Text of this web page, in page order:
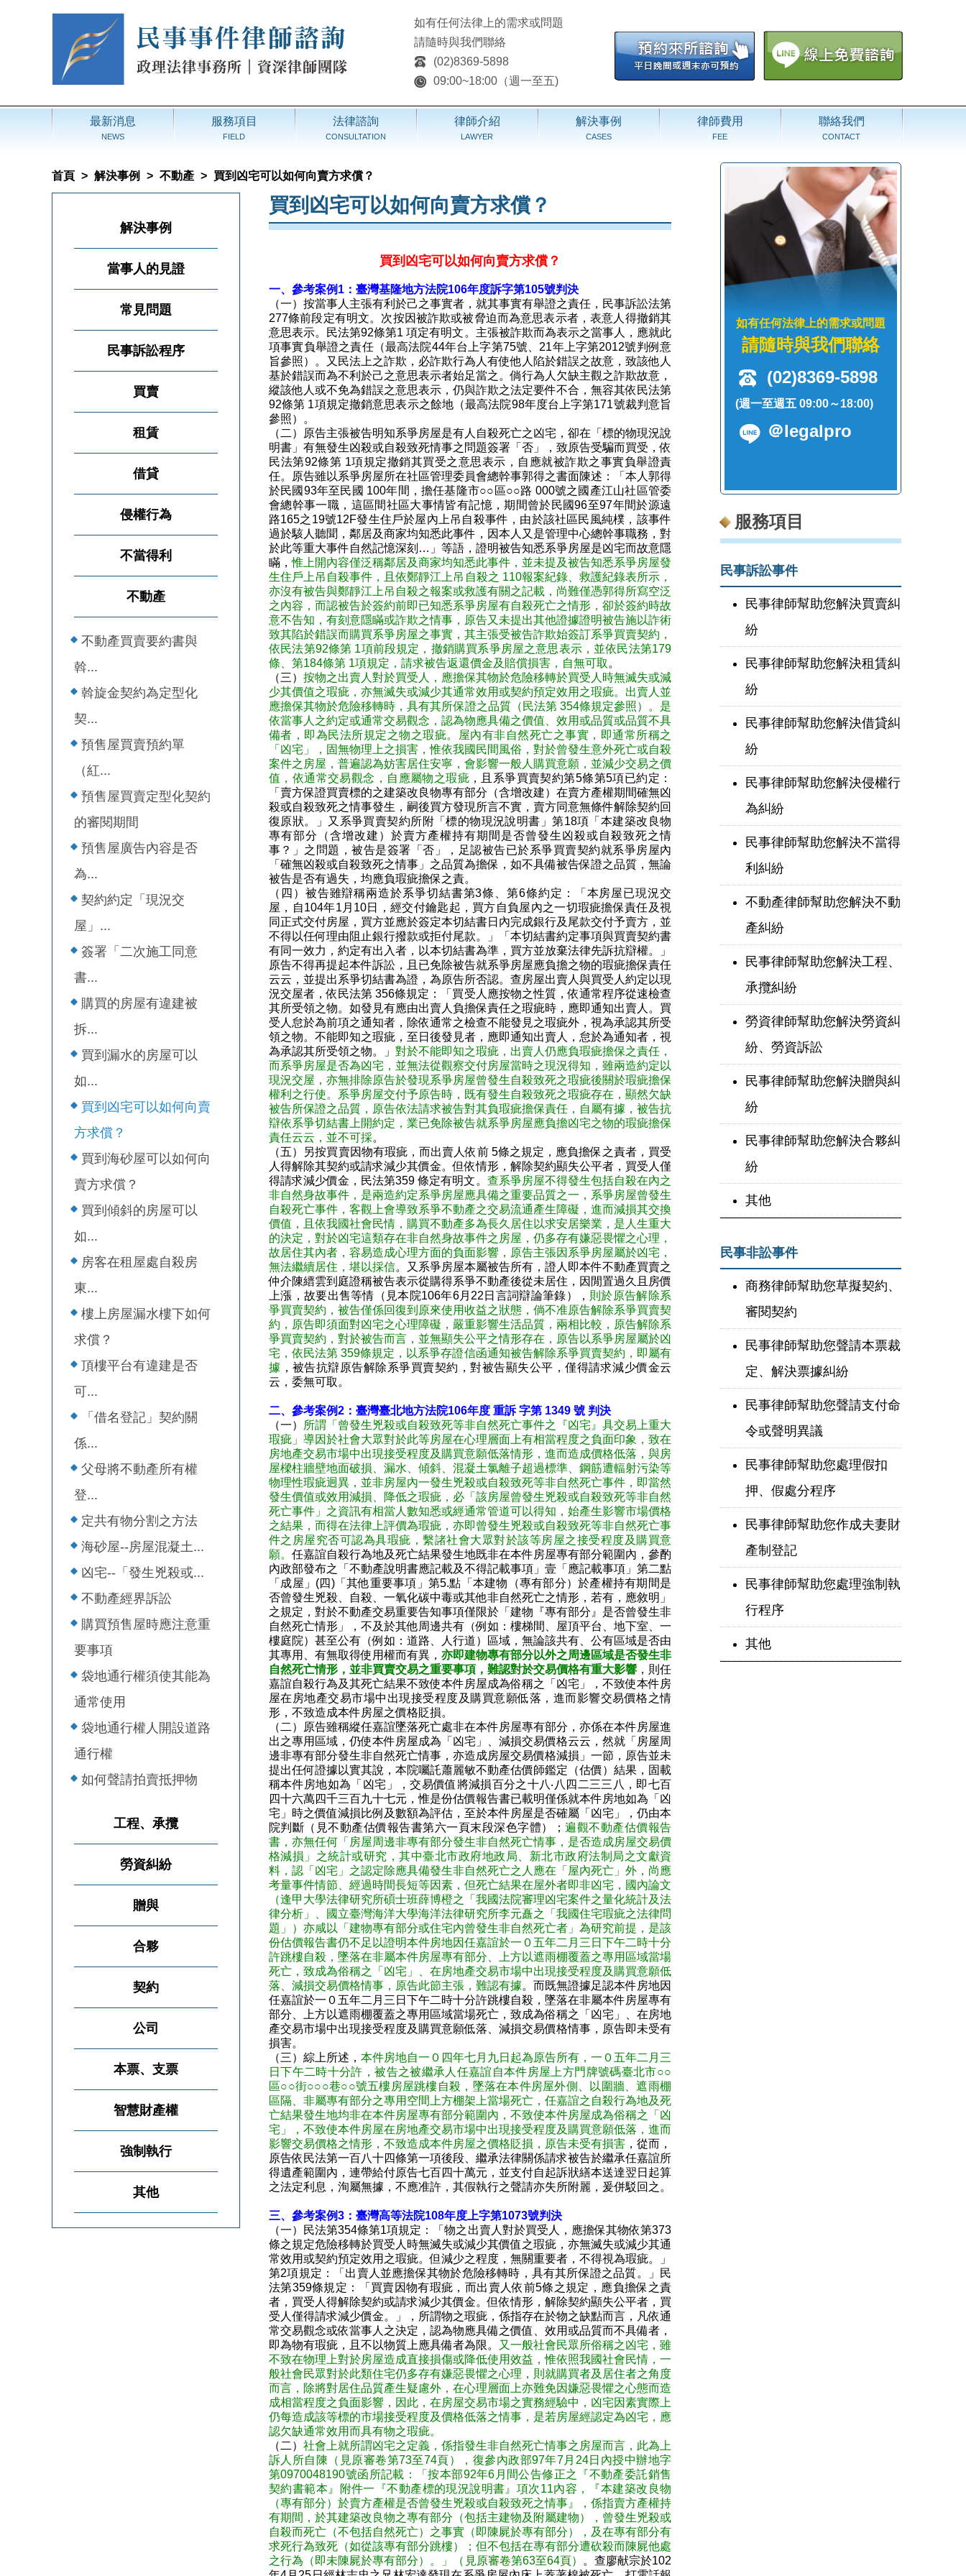
如有任何法律上的需求或問題
請隨時與我們聯絡
(02)8369-5898
09:00~18:00（週一至五)
最新消息
NEWS
服務項目
FIELD
法律諮詢
CONSULTATION
律師介紹
LAWYER
解決事例
CASES
律師費用
FEE
聯絡我們
CONTACT
首頁 > 解決事例 > 不動產 > 買到凶宅可以如何向賣方求償？
解決事例
當事人的見證
常見問題
民事訴訟程序
買賣
租賃
借貸
侵權行為
不當得利
不動產
不動產買賣要約書與
斡...
斡旋金契約為定型化
契...
預售屋買賣預約單
（紅...
預售屋買賣定型化契約
的審閱期間
預售屋廣告內容是否
為...
契約約定「現況交
屋」...
簽署「二次施工同意
書...
購買的房屋有違建被
拆...
買到漏水的房屋可以
如...
買到凶宅可以如何向賣
方求償？
買到海砂屋可以如何向
賣方求償？
買到傾斜的房屋可以
如...
房客在租屋處自殺房
東...
樓上房屋漏水樓下如何
求償？
頂樓平台有違建是否
可...
「借名登記」契約關
係...
父母將不動產所有權
登...
定共有物分割之方法
海砂屋--房屋混凝土...
凶宅--「發生兇殺或...
不動產經界訴訟
購買預售屋時應注意重
要事項
袋地通行權須使其能為
通常使用
袋地通行權人開設道路
通行權
如何聲請拍賣抵押物
工程、承攬
勞資糾紛
贈與
合夥
契約
公司
本票、支票
智慧財產權
強制執行
其他
買到凶宅可以如何向賣方求償？
買到凶宅可以如何向賣方求償？
一、參考案例1：臺灣基隆地方法院106年度訴字第105號判決
（一）按當事人主張有利於己之事實者，就其事實有舉證之責任，民事訴訟法第
277條前段定有明文。次按因被詐欺或被脅迫而為意思表示者，表意人得撤銷其
意思表示。民法第92條第1 項定有明文。主張被詐欺而為表示之當事人，應就此
項事實負舉證之責任（最高法院44年台上字第75號、21年上字第2012號判例意
旨參照）。又民法上之詐欺，必詐欺行為人有使他人陷於錯誤之故意，致該他人
基於錯誤而為不利於己之意思表示者始足當之。倘行為人欠缺主觀之詐欺故意，
縱該他人或不免為錯誤之意思表示，仍與詐欺之法定要件不合，無容其依民法第
92條第 1項規定撤銷意思表示之餘地（最高法院98年度台上字第171號裁判意旨
參照）。
（二）原告主張被告明知系爭房屋是有人自殺死亡之凶宅，卻在「標的物現況說
明書」有無發生凶殺或自殺致死情事之問題簽署「否」，致原告受騙而買受，依
民法第92條第 1項規定撤銷其買受之意思表示，自應就被詐欺之事實負舉證責
任。原告雖以系爭房屋所在社區管理委員會總幹事郭得之書面陳述：「本人郭得
於民國93年至民國 100年間，擔任基隆市○○區○○路 000號之國產江山社區管委
會總幹事一職，這區間社區大事情皆有記憶，期間曾於民國96至97年間於源遠
路165之19號12F發生住戶於屋內上吊自殺事件，由於該社區民風純樸，該事件
過於駭人聽聞，鄰居及商家均知悉此事件，因本人又是管理中心總幹事職務，對
於此等重大事件自然記憶深刻…」等語，證明被告知悉系爭房屋是凶宅而故意隱
瞞，惟上開內容僅泛稱鄰居及商家均知悉此事件，並未提及被告知悉系爭房屋發
生住戶上吊自殺事件，且依鄭靜江上吊自殺之 110報案紀錄、救護紀錄表所示，
亦沒有被告與鄭靜江上吊自殺之報案或救護有關之記載，尚難僅憑郭得所寫空泛
之內容，而認被告於簽約前即已知悉系爭房屋有自殺死亡之情形，卻於簽約時故
意不告知，有刻意隱瞞或詐欺之情事，原告又未提出其他證據證明被告施以詐術
致其陷於錯誤而購買系爭房屋之事實，其主張受被告詐欺始簽訂系爭買賣契約，
依民法第92條第 1項前段規定，撤銷購買系爭房屋之意思表示，並依民法第179
條、第184條第 1項規定，請求被告返還價金及賠償損害，自無可取 。
（三） 按物之出賣人對於買受人，應擔保其物於危險移轉於買受人時無滅失或減
少其價值之瑕疵，亦無滅失或減少其通常效用或契約預定效用之瑕疵。出賣人並
應擔保其物於危險移轉時，具有其所保證之品質（民法第 354條規定參照）。是
依當事人之約定或通常交易觀念，認為物應具備之價值、效用或品質或品質不具
備者，即為民法所規定之物之瑕疵。屋內有非自然死亡之事實，即通常所稱之
「凶宅」，固無物理上之損害，惟依我國民間風俗，對於曾發生意外死亡或自殺
案件之房屋，普遍認為妨害居住安寧，會影響一般人購買意願，並減少交易之價
值，依通常交易觀念，自應屬物之瑕疵 ，且系爭買賣契約第5條第5項已約定：
「賣方保證買賣標的之建築改良物專有部分（含增改建）在賣方產權期間確無凶
殺或自殺致死之情事發生，嗣後買方發現所言不實，賣方同意無條件解除契約回
復原狀。」又系爭買賣契約所附「標的物現況說明書」第18項「本建築改良物
專有部分（含增改建）於賣方產權持有期間是否曾發生凶殺或自殺致死之情
事？」之問題，被告是簽署「否」，足認被告已於系爭買賣契約就系爭房屋內
「確無凶殺或自殺致死之情事」之品質為擔保，如不具備被告保證之品質，無論
被告是否有過失，均應負瑕疵擔保之責。
（四）被告雖辯稱兩造於系爭切結書第3條、第6條約定：「本房屋已現況交
屋，自104年1月10日，經交付鑰匙起，買方自負屋內之一切瑕疵擔保責任及視
同正式交付房屋，買方並應於簽定本切結書日內完成銀行及尾款交付予賣方，並
不得以任何理由阻止銀行撥款或拒付尾款。」「本切結書約定事項與買賣契約書
有同一效力，約定有出入者，以本切結書為準，買方並放棄法律先訴抗辯權。」
原告不得再提起本件訴訟，且已免除被告就系爭房屋應負擔之物的瑕疵擔保責任
云云，並提出系爭切結書為證，為原告所否認。查房屋出賣人與買受人約定以現
況交屋者，依民法第 356條規定：「買受人應按物之性質，依通常程序從速檢查
其所受領之物。如發見有應由出賣人負擔保責任之瑕疵時，應即通知出賣人。買
受人怠於為前項之通知者，除依通常之檢查不能發見之瑕疵外，視為承認其所受
領之物。不能即知之瑕疵，至日後發見者，應即通知出賣人，怠於為通知者，視
為承認其所受領之物。」 對於不能即知之瑕疵，出賣人仍應負瑕疵擔保之責任，
而系爭房屋是否為凶宅，並無法從觀察交付房屋當時之現況得知，雖兩造約定以
現況交屋，亦無排除原告於發現系爭房屋曾發生自殺致死之瑕疵後關於瑕疵擔保
權利之行使。系爭房屋交付予原告時，既有發生自殺致死之瑕疵存在，顯然欠缺
被告所保證之品質，原告依法請求被告對其負瑕疵擔保責任，自屬有據，被告抗
辯依系爭切結書上開約定，業已免除被告就系爭房屋應負擔凶宅之物的瑕疵擔保
責任云云，並不可採。
（五）另按買賣因物有瑕疵，而出賣人依前 5條之規定，應負擔保之責者，買受
人得解除其契約或請求減少其價金。但依情形，解除契約顯失公平者，買受人僅
得請求減少價金，民法第359 條定有明文。 查系爭房屋不得發生包括自殺在內之
非自然身故事件，是兩造約定系爭房屋應具備之重要品質之一，系爭房屋曾發生
自殺死亡事件，客觀上會導致系爭不動產之交易流通產生障礙，進而減損其交換
價值，且依我國社會民情，購買不動產多為長久居住以求安居樂業，是人生重大
的決定，對於凶宅這類存在非自然身故事件之房屋，仍多存有嫌惡畏懼之心理，
故居住其內者，容易造成心理方面的負面影響，原告主張因系爭房屋屬於凶宅，
無法繼續居住，堪以採信。又系爭房屋本屬被告所有，證人即本件不動產買賣之
仲介陳縉雲到庭證稱被告表示從購得系爭不動產後從未居住，因閒置過久且房價
上漲，故要出售等情（見本院106年6月22日言詞辯論筆錄）， 則於原告解除系
爭買賣契約，被告僅係回復到原來使用收益之狀態，倘不准原告解除系爭買賣契
約，原告即須面對凶宅之心理障礙，嚴重影響生活品質，兩相比較，原告解除系
爭買賣契約，對於被告而言，並無顯失公平之情形存在，原告以系爭房屋屬於凶
宅，依民法第 359條規定，以系爭存證信函通知被告解除系爭買賣契約，即屬有
據 ，被告抗辯原告解除系爭買賣契約，對被告顯失公平，僅得請求減少價金云
云，委無可取。
二、參考案例2：臺灣臺北地方法院106年度 重訴 字第 1349 號 判決
（一）
所謂「曾發生兇殺或自殺致死等非自然死亡事件之『凶宅』具交易上重大
瑕疵」導因於社會大眾對於此等房屋在心理層面上有相當程度之負面印象，致在
房地產交易市場中出現接受程度及購買意願低落情形，進而造成價格低落，與房
屋樑柱牆壁地面破損、漏水、傾斜、混凝土氯離子超過標準、鋼筋遭輻射污染等
物理性瑕疵迥異，並非房屋內一發生兇殺或自殺致死等非自然死亡事件，即當然
發生價值或效用減損、降低之瑕疵，必「該房屋曾發生兇殺或自殺致死等非自然
死亡事件」之資訊有相當人數知悉或經通常管道可以得知，始產生影響市場價格
之結果，而得在法律上評價為瑕疵，亦即曾發生兇殺或自殺致死等非自然死亡事
件之房屋究否可認為具瑕疵，繫諸社會大眾對於該等房屋之接受程度及購買意
願。 任嘉誼自殺行為地及死亡結果發生地既非在本件房屋專有部分範圍內，參酌
內政部發布之「不動產說明書應記載及不得記載事項」壹「應記載事項」第二點
「成屋」(四)「其他重要事項」第5.點「本建物（專有部分）於產權持有期間是
否曾發生兇殺、自殺、一氧化碳中毒或其他非自然死亡之情形，若有，應敘明」
之規定，對於不動產交易重要告知事項僅限於「建物『專有部分』是否曾發生非
自然死亡情形」，不及於其他周邊共有（例如：樓梯間、屋頂平台、地下室、一
樓庭院）甚至公有（例如：道路、人行道）區域，無論該共有、公有區域是否由
其專用、有無取得使用權而有異， 亦即建物專有部分以外之周邊區域是否發生非
自然死亡情形，並非買賣交易之重要事項，難認對於交易價格有重大影響 ，則任
嘉誼自殺行為及其死亡結果不致使本件房屋成為俗稱之「凶宅」，不致使本件房
屋在房地產交易市場中出現接受程度及購買意願低落，進而影響交易價格之情
形，不致造成本件房屋之價格貶損。
（二）原告雖稱縱任嘉誼墜落死亡處非在本件房屋專有部分，亦係在本件房屋進
出之專用區域，仍使本件房屋成為「凶宅」、減損交易價格云云，然就「房屋周
邊非專有部分發生非自然死亡情事，亦造成房屋交易價格減損」一節，原告並未
提出任何證據以實其說，本院囑託蕭麗敏不動產估價師鑑定（估價）結果，固載
稱本件房地如為「凶宅」，交易價值將減損百分之十八‧八四二三三八，即七百
四十六萬四千三百九十七元，惟是份估價報告書已載明僅係就本件房地如為「凶
宅」時之價值減損比例及數額為評估，至於本件房屋是否確屬「凶宅」，仍由本
院判斷（見不動產估價報告書第六一頁末段深色字體）； 遍觀不動產估價報告
書，亦無任何「房屋周邊非專有部分發生非自然死亡情事，是否造成房屋交易價
格減損」之統計或研究，其中臺北市政府地政局、新北市政府法制局之文獻資
料，認「凶宅」之認定除應具備發生非自然死亡之人應在「屋內死亡」外，尚應
考量事件情節、經過時間長短等因素，但死亡結果在屋外者即非凶宅，國內論文
（逢甲大學法律研究所碩士班薛博橙之「我國法院審理凶宅案件之量化統計及法
律分析」、國立臺灣海洋大學海洋法律研究所李元矗之「我國住宅瑕疵之法律問
題」）亦咸以「建物專有部分或住宅內曾發生非自然死亡者」為研究前提，是該
份估價報告書仍不足以證明本件房地因任嘉誼於一０五年二月三日下午二時十分
許跳樓自殺，墜落在非屬本件房屋專有部分、上方以遮雨棚覆蓋之專用區域當場
死亡，致成為俗稱之「凶宅」、在房地產交易市場中出現接受程度及購買意願低
落、減損交易價格情事，原告此節主張，難認有據。而既無證據足認本件房地因
任嘉誼於一０五年二月三日下午二時十分許跳樓自殺，墜落在非屬本件房屋專有
部分、上方以遮雨棚覆蓋之專用區域當場死亡，致成為俗稱之「凶宅」、在房地
產交易市場中出現接受程度及購買意願低落、減損交易價格情事，原告即未受有
損害。
（三）綜上所述， 本件房地自一０四年七月九日起為原告所有，一０五年二月三
日下午二時十分許，被告之被繼承人任嘉誼自本件房屋上方門牌號碼臺北市○○
區○○街○○○巷○○號五樓房屋跳樓自殺，墜落在本件房屋外側、以圍牆、遮雨棚
區隔、非屬專有部分之專用空間上方棚架上當場死亡，任嘉誼之自殺行為地及死
亡結果發生地均非在本件房屋專有部分範圍內，不致使本件房屋成為俗稱之「凶
宅」，不致使本件房屋在房地產交易市場中出現接受程度及購買意願低落，進而
影響交易價格之情形，不致造成本件房屋之價格貶損，原告未受有損害 ，從而，
原告依民法第一百八十四條第一項後段、繼承法律關係請求被告於繼承任嘉誼所
得遺產範圍內，連帶給付原告七百四十萬元，並支付自起訴狀繕本送達翌日起算
之法定利息，洵屬無據，不應准許，其假執行之聲請亦失所附麗，爰併駁回之。
三、參考案例3：臺灣高等法院108年度上字第1073號判決
（一）民法第354條第1項規定：「物之出賣人對於買受人，應擔保其物依第373
條之規定危險移轉於買受人時無滅失或減少其價值之瑕疵，亦無滅失或減少其通
常效用或契約預定效用之瑕疵。但減少之程度，無關重要者，不得視為瑕疵。」
第2項規定：「出賣人並應擔保其物於危險移轉時，具有其所保證之品質。」民
法第359條規定：「買賣因物有瑕疵，而出賣人依前5條之規定，應負擔保之責
者，買受人得解除契約或請求減少其價金。但依情形，解除契約顯失公平者，買
受人僅得請求減少價金。」，所謂物之瑕疵，係指存在於物之缺點而言，凡依通
常交易觀念或依當事人之決定，認為物應具備之價值、效用或品質而不具備者，
即為物有瑕疵，且不以物質上應具備者為限。
又一般社會民眾所俗稱之凶宅，雖
不致在物理上對於房屋造成直接損傷或降低使用效益，惟依照我國社會民情，一
般社會民眾對於此類住宅仍多存有嫌惡畏懼之心理，則就購買者及居住者之角度
而言，除將對居住品質產生疑慮外，在心理層面上亦難免因嫌惡畏懼之心態而造
成相當程度之負面影響，因此，在房屋交易市場之實務經驗中，凶宅因素實際上
仍每造成該等標的市場接受程度及價格低落之情事，是若房屋經認定為凶宅，應
認欠缺通常效用而具有物之瑕疵。
（二） 社會上就所謂凶宅之定義，係指發生非自然死亡情事之房屋而言，此為上
訴人所自陳（見原審卷第73至74頁），復參內政部97年7月24日內授中辦地字
第0970048190號函所記載：「按本部92年6月間公告修正之『不動產委託銷售
契約書範本』附件一『不動產標的現況說明書』項次11內容，『本建築改良物
（專有部分）於賣方產權是否曾發生兇殺或自殺致死之情事』，係指賣方產權持
有期間，於其建築改良物之專有部分（包括主建物及附屬建物），曾發生兇殺或
自殺而死亡（不包括自然死亡）之事實（即陳屍於專有部分），及在專有部分有
求死行為致死（如從該專有部分跳樓）；但不包括在專有部分遭砍殺而陳屍他處
之行為（即未陳屍於專有部分）。」（見原審卷第63至64頁）
。查廖献宗於102
如有任何法律上的需求或問題
請隨時與我們聯絡
(02)8369-5898
(週一至週五 09:00～18:00)
＠legalpro
服務項目
民事訴訟事件
民事律師幫助您解決買賣糾
紛
民事律師幫助您解決租賃糾
紛
民事律師幫助您解決借貸糾
紛
民事律師幫助您解決侵權行
為糾紛
民事律師幫助您解決不當得
利糾紛
不動產律師幫助您解決不動
產糾紛
民事律師幫助您解決工程、
承攬糾紛
勞資律師幫助您解決勞資糾
紛、勞資訴訟
民事律師幫助您解決贈與糾
紛
民事律師幫助您解決合夥糾
紛
其他
民事非訟事件
商務律師幫助您草擬契約、
審閱契約
民事律師幫助您聲請本票裁
定、解決票據糾紛
民事律師幫助您聲請支付命
令或聲明異議
民事律師幫助您處理假扣
押、假處分程序
民事律師幫助您作成夫妻財
產制登記
民事律師幫助您處理強制執
行程序
其他